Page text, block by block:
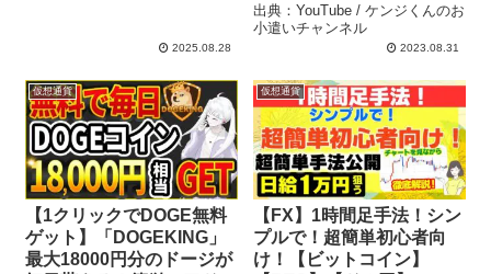
2025.08.28
出典：YouTube / ケンジくんのお
小遣いチャンネル
2023.08.31
仮想通貨
【1クリックでDOGE無料
ゲット】「DOGEKING」
最大18000円分のドージが
仮想通貨
【FX】1時間足手法！シン
プルで！超簡単初心者向
け！【ビットコイン】